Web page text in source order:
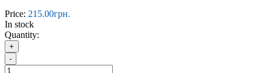
Price: 215.00грн.
In stock
Quantity:
+
-